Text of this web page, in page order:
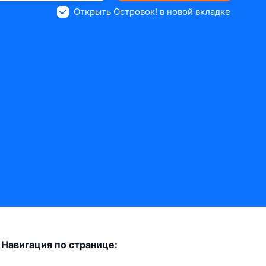
Открыть Островок! в новой вкладке
Навигация по странице: